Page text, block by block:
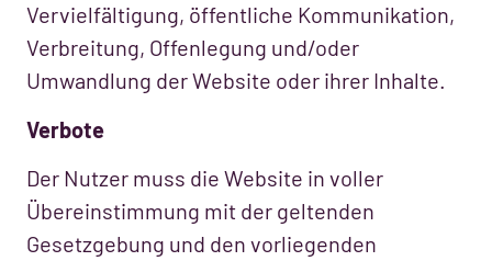
Vervielfältigung, öffentliche Kommunikation,
Verbreitung, Offenlegung und/oder
Umwandlung der Website oder ihrer Inhalte.
Verbote
Der Nutzer muss die Website in voller
Übereinstimmung mit der geltenden
Gesetzgebung und den vorliegenden